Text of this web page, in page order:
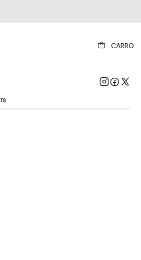
CARRO
(winter Version)